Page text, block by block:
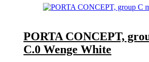
PORTA CONCEPT,
C.0 Wenge White